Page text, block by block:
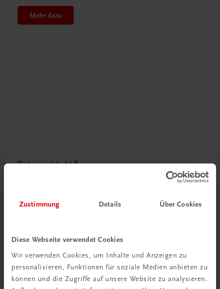
Zustimmung Details Über Cookies
Diese Webseite verwendet Cookies
Wir verwenden Cookies, um Inhalte und Anzeigen zu
personalisieren, Funktionen für soziale Medien anbieten zu
können und die Zugriffe auf unsere Website zu analysieren.
Mehr dazu
Schon entdeckt?
Mehr dazu